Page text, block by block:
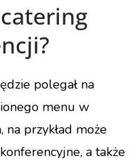
polegał na
menu w
na przykład może
a także